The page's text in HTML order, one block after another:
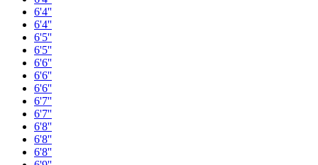
6'4''
6'4''
6'5''
6'5''
6'6''
6'6''
6'6''
6'7''
6'7''
6'8''
6'8''
6'8''